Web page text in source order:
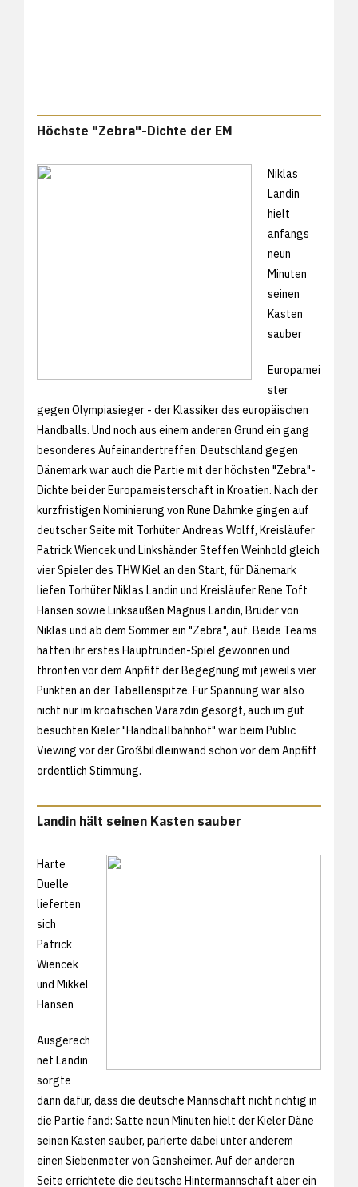
Höchste "Zebra"-Dichte der EM
Niklas
Landin
hielt
anfangs
neun
Minuten
seinen
Kasten
sauber
Europamei
ster
gegen Olympiasieger - der Klassiker des europäischen
Handballs. Und noch aus einem anderen Grund ein gang
besonderes Aufeinandertreffen: Deutschland gegen
Dänemark war auch die Partie mit der höchsten "Zebra"-
Dichte bei der Europameisterschaft in Kroatien. Nach der
kurzfristigen Nominierung von Rune Dahmke gingen auf
deutscher Seite mit Torhüter Andreas Wolff, Kreisläufer
Patrick Wiencek und Linkshänder Steffen Weinhold gleich
vier Spieler des THW Kiel an den Start, für Dänemark
liefen Torhüter Niklas Landin und Kreisläufer Rene Toft
Hansen sowie Linksaußen Magnus Landin, Bruder von
Niklas und ab dem Sommer ein "Zebra", auf. Beide Teams
hatten ihr erstes Hauptrunden-Spiel gewonnen und
thronten vor dem Anpfiff der Begegnung mit jeweils vier
Punkten an der Tabellenspitze. Für Spannung war also
nicht nur im kroatischen Varazdin gesorgt, auch im gut
besuchten Kieler "Handballbahnhof" war beim Public
Viewing vor der Großbildleinwand schon vor dem Anpfiff
ordentlich Stimmung.
Landin hält seinen Kasten sauber
Harte
Duelle
lieferten
sich
Patrick
Wiencek
und Mikkel
Hansen
Ausgerech
net Landin
sorgte
dann dafür, dass die deutsche Mannschaft nicht richtig in
die Partie fand: Satte neun Minuten hielt der Kieler Däne
seinen Kasten sauber, parierte dabei unter anderem
einen Siebenmeter von Gensheimer. Auf der anderen
Seite errichtete die deutsche Hintermannschaft aber ein